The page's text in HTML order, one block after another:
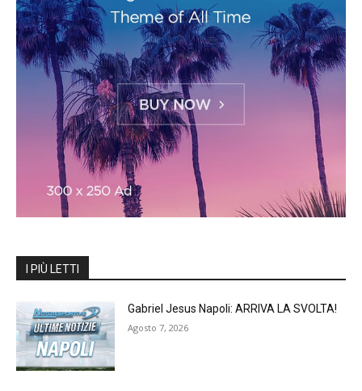
I PIÙ LETTI
Gabriel Jesus Napoli: ARRIVA LA SVOLTA!
Agosto 7, 2026